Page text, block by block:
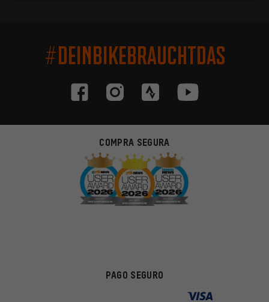
#DEINBIKEBRAUCHTDAS
COMPRA SEGURA
PAGO SEGURO